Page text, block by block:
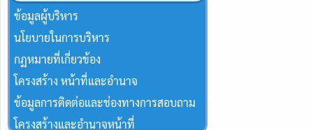
ข้อมูลผู้บริหาร
นโยบายในการบริหาร
กฏหมายที่เกี่ยวข้อง
โครงสร้าง หน้าที่และอำนาจ
ข้อมูลการติดต่อและช่องทางการสอบถาม
โครงสร้างและอำนาจหน้าที่